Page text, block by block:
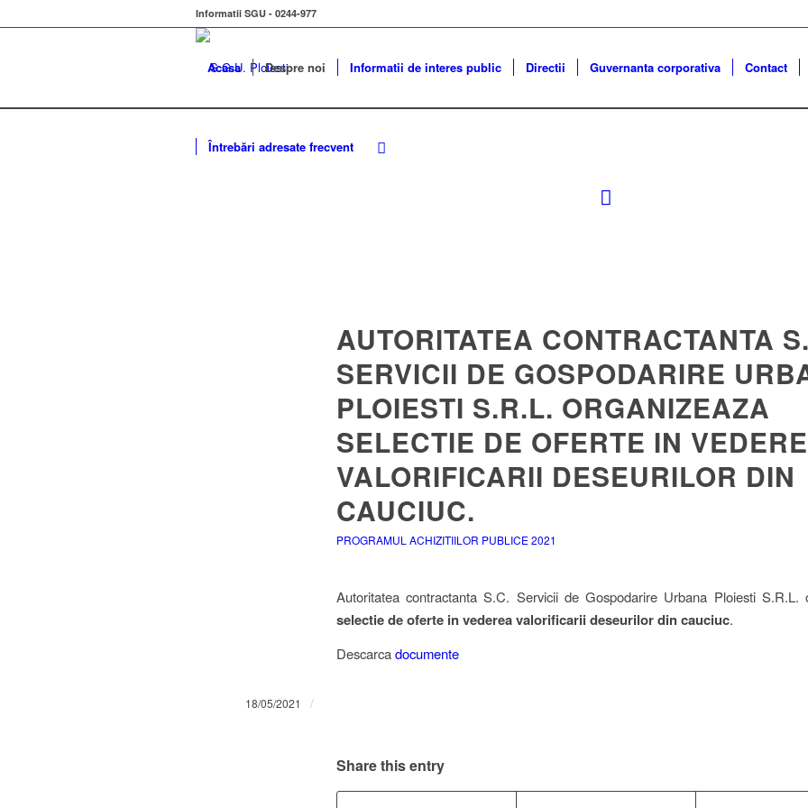
Informatii SGU - 0244-977
Acasa Despre noi Informatii de interes public Directii Guvernanta corporativa Contact
Întrebări adresate frecvent
AUTORITATEA CONTRACTANTA
SERVICII DE GOSPODARIRE
PLOIESTI S.R.L. ORGANIZEAZA
SELECTIE DE OFERTE IN
VALORIFICARII DESEURILOR DIN
CAUCIUC.
PROGRAMUL ACHIZITIILOR PUBLICE 2021
Autoritatea contractanta S.C. Servicii de Gospodarire Urbana Ploiesti S.R.L.
selectie de oferte in vederea valorificarii deseurilor din cauciuc.
Descarcadocumente
18/05/2021 /
Share this entry